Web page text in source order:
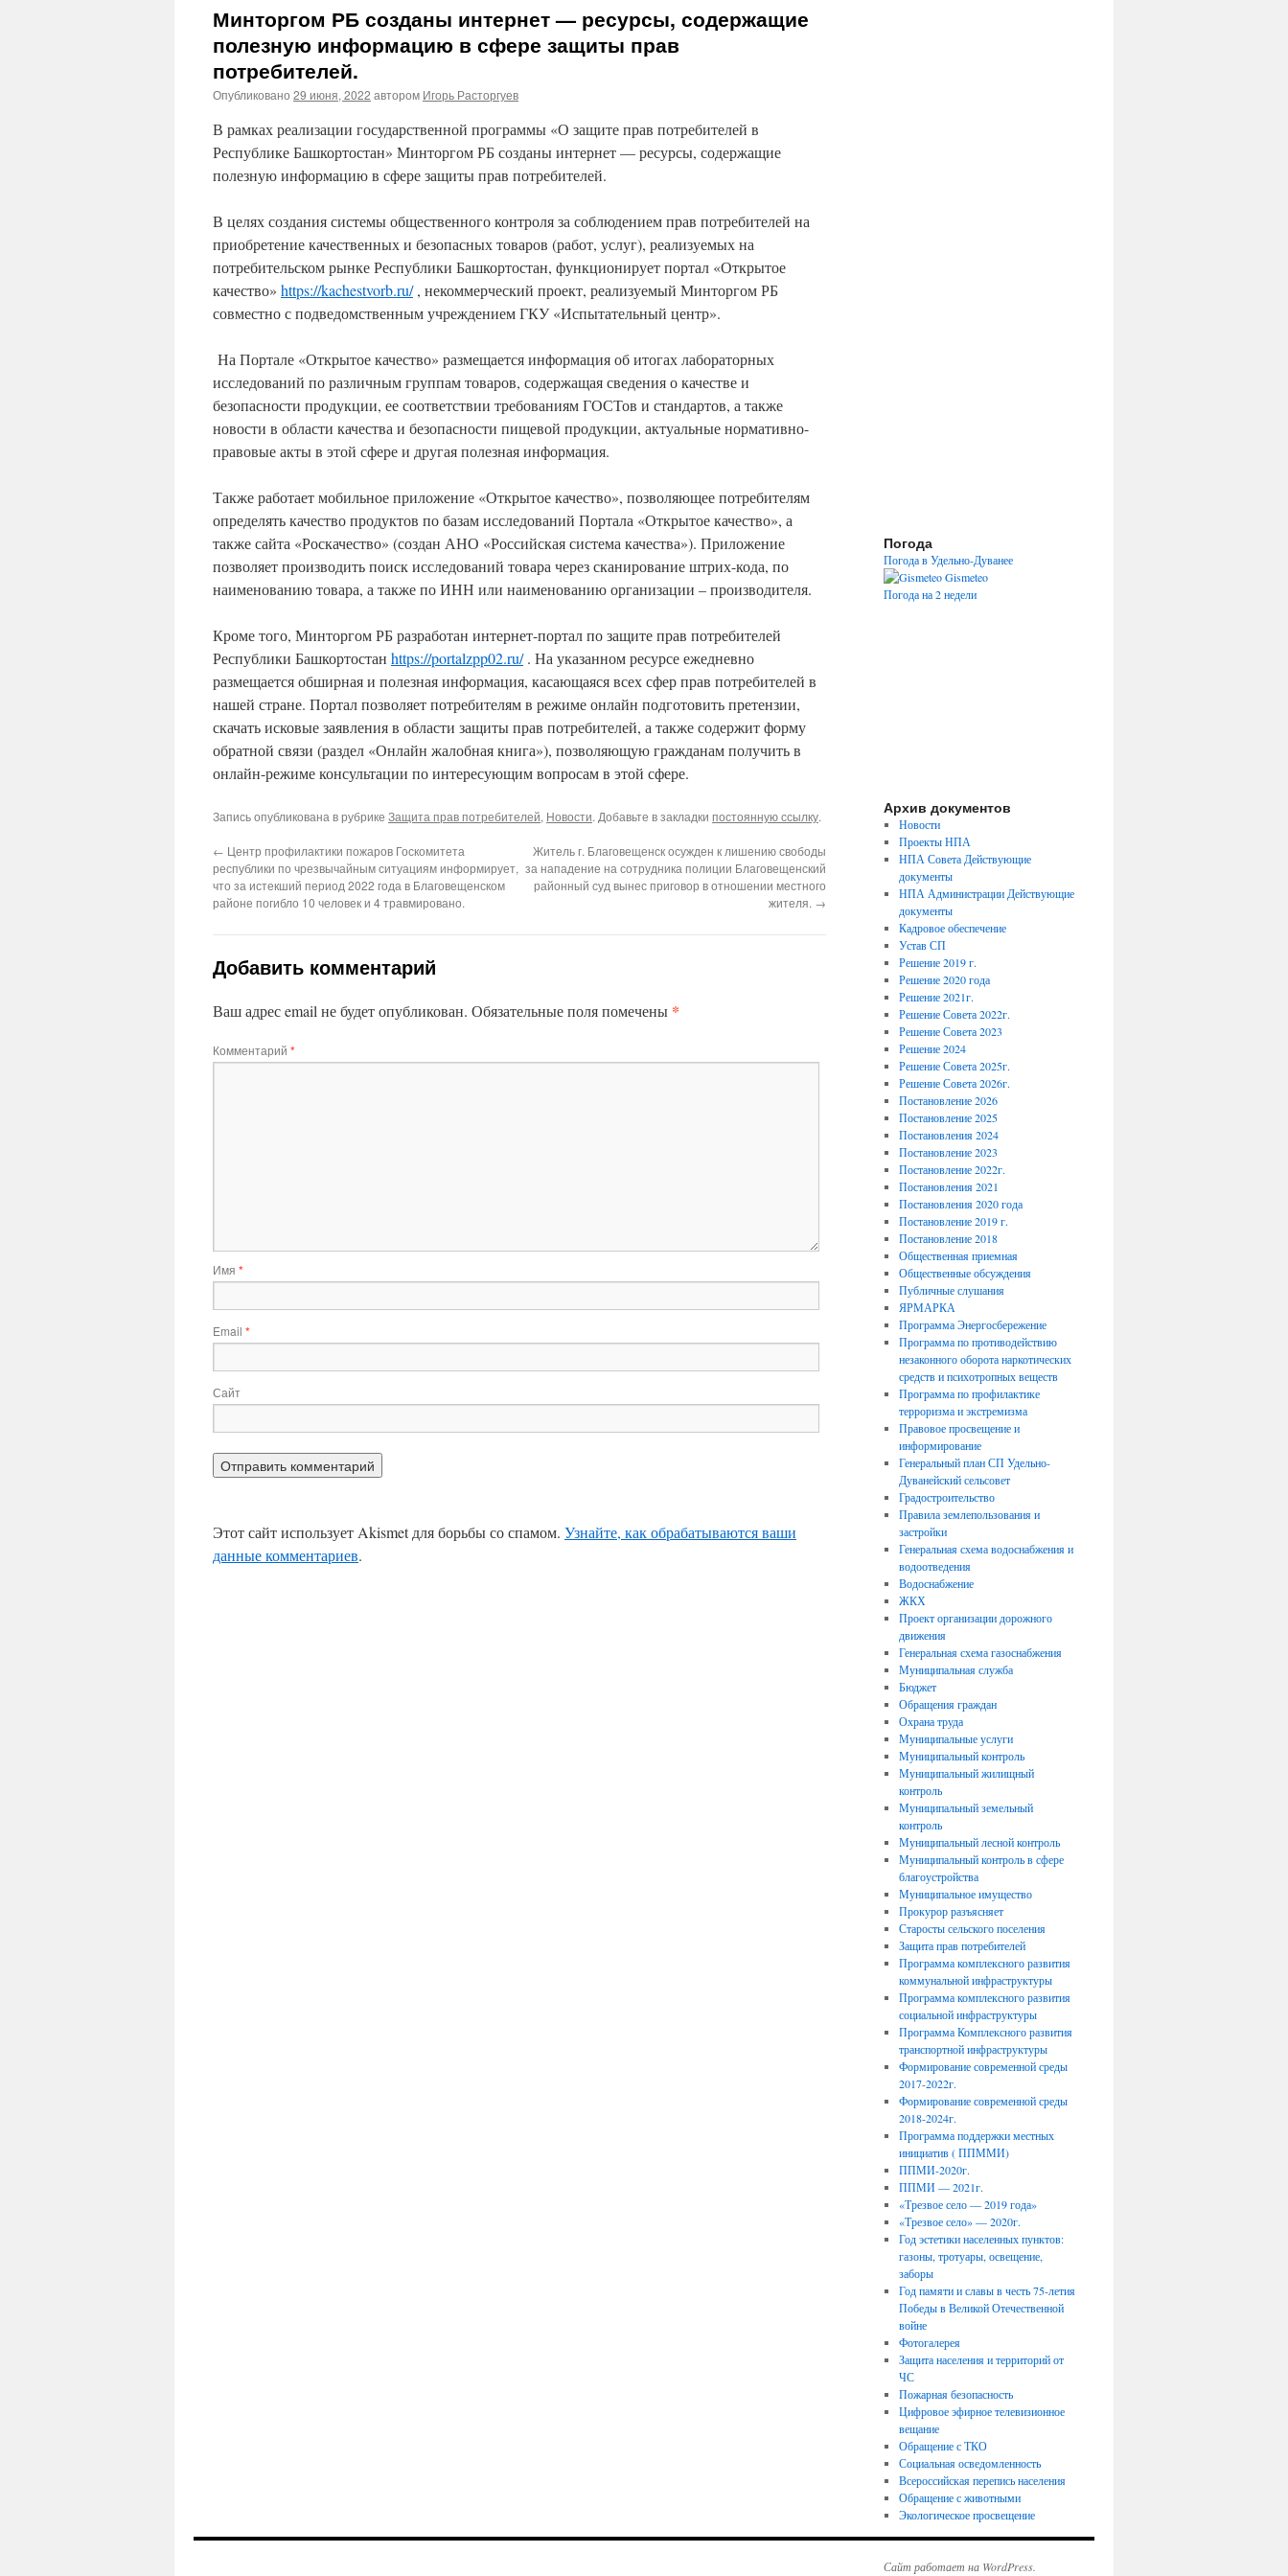
Минторгом РБ созданы интернет — ресурсы, содержащие
полезную информацию в сфере защиты прав
потребителей.
Опубликовано 29 июня, 2022 автором Игорь Расторгуев
В рамках реализации государственной программы «О защите прав потребителей в
Республике Башкортостан» Минторгом РБ созданы интернет — ресурсы, содержащие
полезную информацию в сфере защиты прав потребителей.
В целях создания системы общественного контроля за соблюдением прав потребителей на
приобретение качественных и безопасных товаров (работ, услуг), реализуемых на
потребительском рынке Республики Башкортостан, функционирует портал «Открытое
качество» https://kachestvorb.ru/, некоммерческий проект, реализуемый Минторгом РБ
совместно с подведомственным учреждением ГКУ «Испытательный центр».
На Портале «Открытое качество» размещается информация об итогах лабораторных
исследований по различным группам товаров, содержащая сведения о качестве и
безопасности продукции, ее соответствии требованиям ГОСТов и стандартов, а также
новости в области качества и безопасности пищевой продукции, актуальные нормативно-
правовые акты в этой сфере и другая полезная информация.
Также работает мобильное приложение «Открытое качество», позволяющее потребителям
определять качество продуктов по базам исследований Портала «Открытое качество», а
также сайта «Роскачество» (создан АНО «Российская система качества»). Приложение
позволяет производить поиск исследований товара через сканирование штрих-кода, по
наименованию товара, а также по ИНН или наименованию организации – производителя.
Кроме того, Минторгом РБ разработан интернет-портал по защите прав потребителей
Республики Башкортостан https://portalzpp02.ru/. На указанном ресурсе ежедневно
размещается обширная и полезная информация, касающаяся всех сфер прав потребителей в
нашей стране. Портал позволяет потребителям в режиме онлайн подготовить претензии,
скачать исковые заявления в области защиты прав потребителей, а также содержит форму
обратной связи (раздел «Онлайн жалобная книга»), позволяющую гражданам получить в
онлайн-режиме консультации по интересующим вопросам в этой сфере.
Запись опубликована в рубрике Защита прав потребителей, Новости. Добавьте в закладки постоянную ссылку.
← Центр профилактики пожаров Госкомитета
республики по чрезвычайным ситуациям информирует,
что за истекший период 2022 года в Благовещенском
районе погибло 10 человек и 4 травмировано.
Житель г. Благовещенск осужден к лишению свободы
за нападение на сотрудника полиции Благовещенский
районный суд вынес приговор в отношении местного
жителя. →
Добавить комментарий
Ваш адрес email не будет опубликован. Обязательные поля помечены *
Комментарий *
Имя *
Email *
Сайт
Этот сайт использует Akismet для борьбы со спамом. Узнайте, как обрабатываются ваши
данные комментариев.
Погода
Погода в Удельно-Дуванее
Gismeteo
Погода на 2 недели
Архив документов
Новости
Проекты НПА
НПА Совета Действующие
документы
НПА Администрации Действующие
документы
Кадровое обеспечение
Устав СП
Решение 2019 г.
Решение 2020 года
Решение 2021г.
Решение Совета 2022г.
Решение Совета 2023
Решение 2024
Решение Совета 2025г.
Решение Совета 2026г.
Постановление 2026
Постановление 2025
Постановления 2024
Постановление 2023
Постановление 2022г.
Постановления 2021
Постановления 2020 года
Постановление 2019 г.
Постановление 2018
Общественная приемная
Общественные обсуждения
Публичные слушания
ЯРМАРКА
Программа Энергосбережение
Программа по противодействию
незаконного оборота наркотических
средств и психотропных веществ
Программа по профилактике
терроризма и экстремизма
Правовое просвещение и
информирование
Генеральный план СП Удельно-
Дуванейский сельсовет
Градостроительство
Правила землепользования и
застройки
Генеральная схема водоснабжения и
водоотведения
Водоснабжение
ЖКХ
Проект организации дорожного
движения
Генеральная схема газоснабжения
Муниципальная служба
Бюджет
Обращения граждан
Охрана труда
Муниципальные услуги
Муниципальный контроль
Муниципальный жилищный
контроль
Муниципальный земельный
контроль
Муниципальный лесной контроль
Муниципальный контроль в сфере
благоустройства
Муниципальное имущество
Прокурор разъясняет
Старосты сельского поселения
Защита прав потребителей
Программа комплексного развития
коммунальной инфраструктуры
Программа комплексного развития
социальной инфраструктуры
Программа Комплексного развития
транспортной инфраструктуры
Формирование современной среды
2017-2022г.
Формирование современной среды
2018-2024г.
Программа поддержки местных
инициатив ( ППММИ)
ППМИ-2020г.
ППМИ — 2021г.
«Трезвое село — 2019 года»
«Трезвое село» — 2020г.
Год эстетики населенных пунктов:
газоны, тротуары, освещение,
заборы
Год памяти и славы в честь 75-летия
Победы в Великой Отечественной
войне
Фотогалерея
Защита населения и территорий от
ЧС
Пожарная безопасность
Цифровое эфирное телевизионное
вещание
Обращение с ТКО
Социальная осведомленность
Всероссийская перепись населения
Обращение с животными
Экологическое просвещение
Сайт работает на WordPress.